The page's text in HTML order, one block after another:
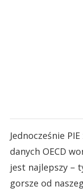
Jednocześnie
danych OECD
jest najlepszy –
gorsze od